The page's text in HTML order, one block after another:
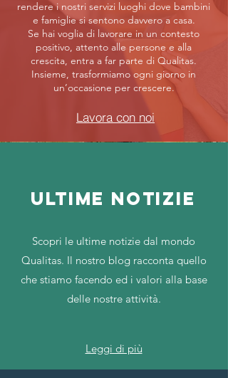
rendere i nostri servizi luoghi dove bambini
e famiglie si sentono davvero a casa.
Se hai voglia di lavorare in un contesto
positivo, attento alle persone e alla
crescita, entra a far parte di Qualitas.
Insieme, trasformiamo ogni giorno in
un’occasione per crescere.
Lavora con noi
ULTIME NOTIZIE
Scopri le ultime notizie dal mondo
Qualitas. Il nostro blog racconta quello
che stiamo facendo ed i valori alla base
delle nostre attività.
Leggi di più